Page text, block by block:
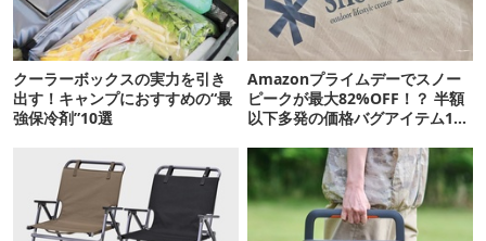
クーラーボックスの実力を引き
出す！キャンプにおすすめの“最
強保冷剤”10選
Amazonプライムデーでスノー
ピークが最大82%OFF！？ 半額
以下多発の価格バグアイテム11